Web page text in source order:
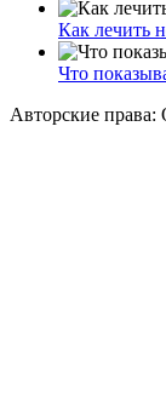
Как лечить
Что
Авторские